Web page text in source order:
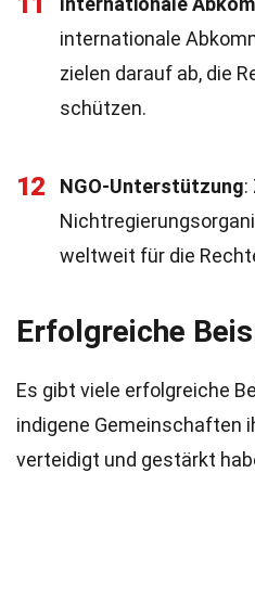
internationale
zielen darauf ab, die
schützen.
12 NGO-Unterstützung:
weltweit für die
Erfolgreiche
Es gibt viele erfolgreiche
indigene Gemeinschaften
verteidigt und gestärkt